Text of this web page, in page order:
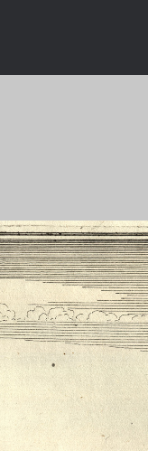
TO KOBLENZ
of the Rhine river
map
alongside the
französischen